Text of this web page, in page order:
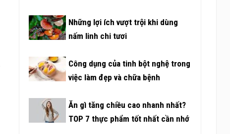
Những lợi ích vượt trội khi dùng
nấm linh chi tươi
Công dụng của tinh bột nghệ trong
việc làm đẹp và chữa bệnh
Ăn gì tăng chiều cao nhanh nhất?
TOP 7 thực phẩm tốt nhất cần nhớ